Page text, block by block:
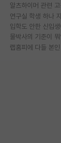
알츠하이머 관련
연구실 학생 하나
입학도 안한 신입
물박사의 기준이
랩홈피에 다들 본